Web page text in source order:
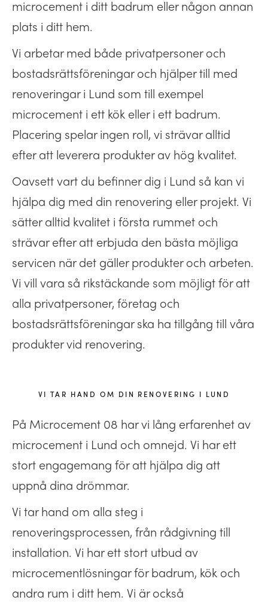
microcement i ditt badrum eller någon annan
plats i ditt hem.
Vi arbetar med både privatpersoner och
bostadsrättsföreningar och hjälper till med
renoveringar i Lund som till exempel
microcement i ett kök eller i ett badrum.
Placering spelar ingen roll, vi strävar alltid
efter att leverera produkter av hög kvalitet.
Oavsett vart du befinner dig i Lund så kan vi
hjälpa dig med din renovering eller projekt. Vi
sätter alltid kvalitet i första rummet och
strävar efter att erbjuda den bästa möjliga
servicen när det gäller produkter och arbeten.
Vi vill vara så rikstäckande som möjligt för att
alla privatpersoner, företag och
bostadsrättsföreningar ska ha tillgång till våra
produkter vid renovering.
VI TAR HAND OM DIN RENOVERING I LUND
På Microcement 08 har vi lång erfarenhet av
microcement i Lund och omnejd. Vi har ett
stort engagemang för att hjälpa dig att
uppnå dina drömmar.
Vi tar hand om alla steg i
renoveringsprocessen, från rådgivning till
installation. Vi har ett stort utbud av
microcementlösningar för badrum, kök och
andra rum i ditt hem. Vi är också